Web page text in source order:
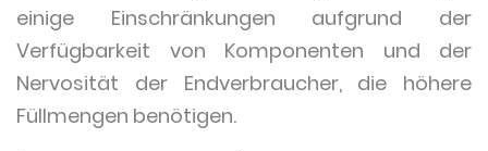
einige Einschränkungen aufgrund der
Verfügbarkeit von Komponenten und der
Nervosität der Endverbraucher, die höhere
Füllmengen benötigen.